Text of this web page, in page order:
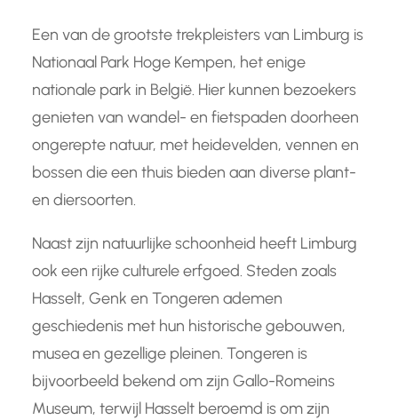
Een van de grootste trekpleisters van Limburg is
Nationaal Park Hoge Kempen, het enige
nationale park in België. Hier kunnen bezoekers
genieten van wandel- en fietspaden doorheen
ongerepte natuur, met heidevelden, vennen en
bossen die een thuis bieden aan diverse plant-
en diersoorten.
Naast zijn natuurlijke schoonheid heeft Limburg
ook een rijke culturele erfgoed. Steden zoals
Hasselt, Genk en Tongeren ademen
geschiedenis met hun historische gebouwen,
musea en gezellige pleinen. Tongeren is
bijvoorbeeld bekend om zijn Gallo-Romeins
Museum, terwijl Hasselt beroemd is om zijn